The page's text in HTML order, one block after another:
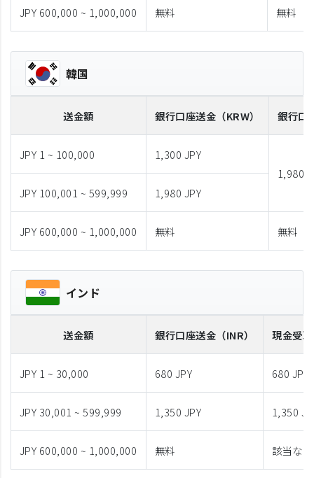
JPY 600,000 ~ 1,000,000 無料 無料
韓国
送金額 銀行口座送金 （KRW） 銀行口
JPY 1 ~ 100,000
1,300 JPY
1,980
JPY 100,001 ~ 599,999
1,980 JPY
JPY 600,000 ~ 1,000,000 無料 無料
インド
送金額 銀行口座送金 （INR） 現金受取
JPY 1 ~ 30,000 680 JPY 680 JPY
JPY 30,001 ~ 599,999 1,350 JPY 1,350
JPY 600,000 ~ 1,000,000 無料 該当なし